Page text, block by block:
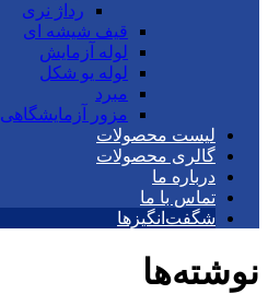
رداژ نری
قیف شیشه ای
لوله آزمایش
لوله یو شکل
مبرد
مزور آزمایشگاهی
لیست محصولات
گالری محصولات
درباره ما
تماس با ما
شگفت‌انگیزها
نوشته‌ها